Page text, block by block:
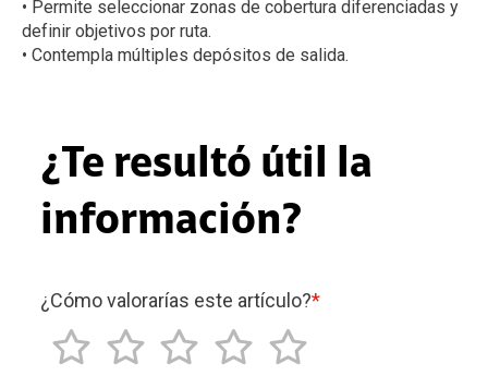
• Permite seleccionar zonas de cobertura diferenciadas y
definir objetivos por ruta.
• Contempla múltiples depósitos de salida.
¿Te resultó útil la
información?
¿Cómo valorarías este artículo?*